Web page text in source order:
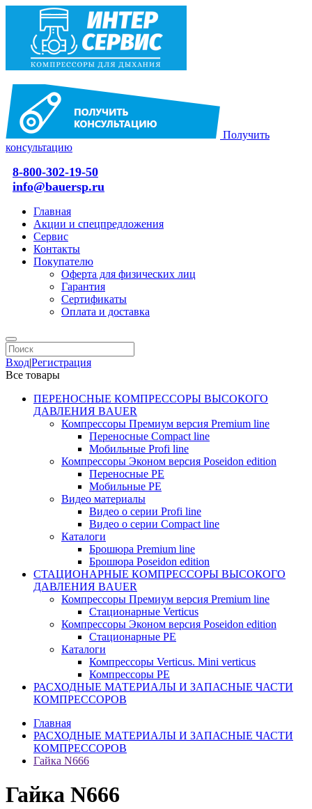
Получить
консультацию
8-800-302-19-50
info@bauersp.ru
Главная
Акции и спецпредложения
Сервис
Контакты
Покупателю
Оферта для физических лиц
Гарантия
Сертификаты
Оплата и доставка
Вход|Регистрация
Все товары
ПЕРЕНОСНЫЕ КОМПРЕССОРЫ ВЫСОКОГО
ДАВЛЕНИЯ BAUER
Компрессоры Премиум версия Premium line
Переносные Compact line
Мобильные Profi line
Компрессоры Эконом версия Poseidon edition
Переносные PE
Мобильные PE
Видео материалы
Видео о серии Profi line
Видео о серии Compact line
Каталоги
Брошюра Premium line
Брошюра Poseidon edition
СТАЦИОНАРНЫЕ КОМПРЕССОРЫ ВЫСОКОГО
ДАВЛЕНИЯ BAUER
Компрессоры Премиум версия Premium line
Стационарные Verticus
Компрессоры Эконом версия Poseidon edition
Стационарные PE
Каталоги
Компрессоры Verticus. Mini verticus
Компрессоры PE
РАСХОДНЫЕ МАТЕРИАЛЫ И ЗАПАСНЫЕ ЧАСТИ
КОМПРЕССОРОВ
Главная
РАСХОДНЫЕ МАТЕРИАЛЫ И ЗАПАСНЫЕ ЧАСТИ
КОМПРЕССОРОВ
Гайка N666
Гайка N666